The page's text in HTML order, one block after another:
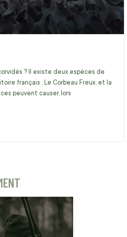
? Il existe deux espèces de
français : Le Corbeau Freux, et la
peuvent causer, lors